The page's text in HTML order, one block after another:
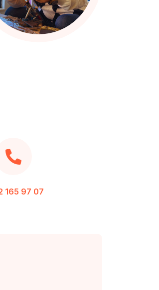
165 97 07